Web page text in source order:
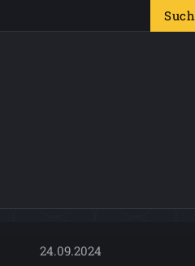
24.09.2024